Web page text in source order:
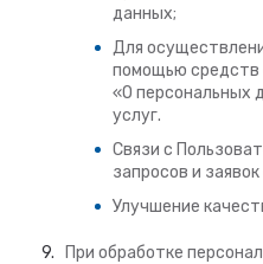
данных;
Для
помощью средств
«О персональных
услуг.
Связи с
запросов и
Улучшение
При обработке